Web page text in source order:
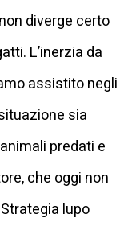
diverge certo
L’inerzia da
assistito negli
sia
predati e
che oggi non
lupo